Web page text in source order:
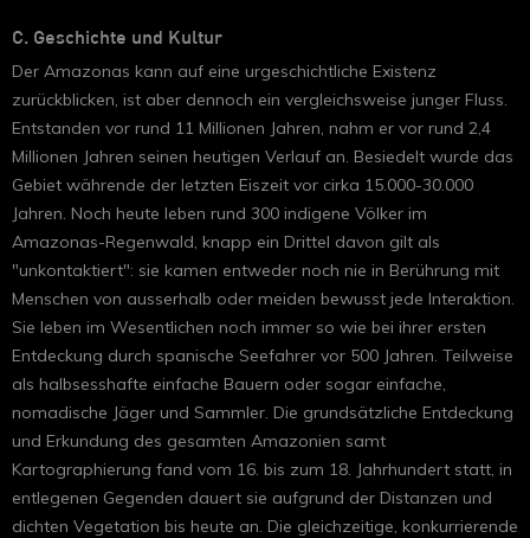
C. Geschichte und Kultur
Der Amazonas kann auf eine urgeschichtliche Existenz
zurückblicken, ist aber dennoch ein vergleichsweise junger Fluss.
Entstanden vor rund 11 Millionen Jahren, nahm er vor rund 2,4
Millionen Jahren seinen heutigen Verlauf an. Besiedelt wurde das
Gebiet währende der letzten Eiszeit vor cirka 15.000-30.000
Jahren. Noch heute leben rund 300 indigene Völker im
Amazonas-Regenwald, knapp ein Drittel davon gilt als
"unkontaktiert": sie kamen entweder noch nie in Berührung mit
Menschen von ausserhalb oder meiden bewusst jede Interaktion.
Sie leben im Wesentlichen noch immer so wie bei ihrer ersten
Entdeckung durch spanische Seefahrer vor 500 Jahren. Teilweise
als halbsesshafte einfache Bauern oder sogar einfache,
nomadische Jäger und Sammler. Die grundsätzliche Entdeckung
und Erkundung des gesamten Amazonien samt
Kartographierung fand vom 16. bis zum 18. Jahrhundert statt, in
entlegenen Gegenden dauert sie aufgrund der Distanzen und
dichten Vegetation bis heute an. Die gleichzeitige, konkurrierende